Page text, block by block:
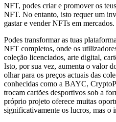
NFT, podes criar e promover os
NFT. No entanto, isto requer um
gastar e vender NFTs em mercados.
Podes transformar as tuas
NFT completos, onde os
coleção licenciados, arte digital,
Isto, por sua vez, aumenta o valor
olhar para os preços actuais das
conhecidas como a BAYC,
trocam cartões desportivos sob a
próprio projeto oferece muitas
significativamente os lucros, mas o